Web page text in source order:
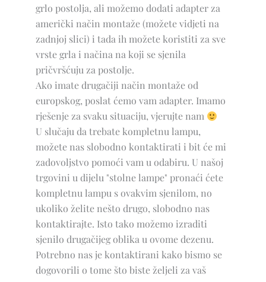
grlo postolja, ali možemo dodati adapter za
američki način montaže (možete vidjeti na
zadnjoj slici) i tada ih možete koristiti za sve
vrste grla i načina na koji se sjenila
pričvršćuju za postolje.
Ako imate drugačiji način montaže od
europskog, poslat ćemo vam adapter. Imamo
rješenje za svaku situaciju, vjerujte nam
U slučaju da trebate kompletnu lampu,
možete nas slobodno kontaktirati i bit će mi
zadovoljstvo pomoći vam u odabiru. U našoj
trgovini u dijelu "stolne lampe" pronaći ćete
kompletnu lampu s ovakvim sjenilom, no
ukoliko želite nešto drugo, slobodno nas
kontaktirajte. Isto tako možemo izraditi
sjenilo drugačijeg oblika u ovome dezenu.
Potrebno nas je kontaktirani kako bismo se
dogovorili o tome što biste željeli za vaš